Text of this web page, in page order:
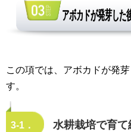
アボカドが発芽した
この項では、アボカドが発
す。
3-1． 水耕栽培で育